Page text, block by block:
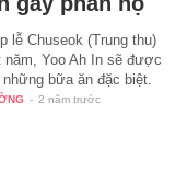
lễ Chuseok (Trung thu)
năm, Yoo Ah In sẽ được
bữa ăn đặc biệt.
- 2 năm trước